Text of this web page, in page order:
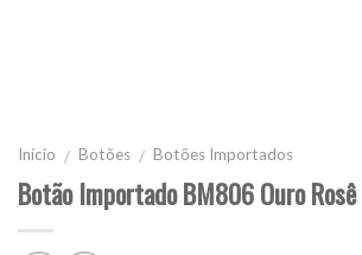
Início / Botões / Botões Importados
Botão Importado BM806 Ouro Rosê